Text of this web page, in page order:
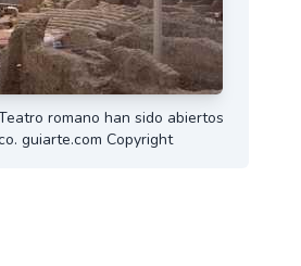
romano han sido abiertos
guiarte.com Copyright